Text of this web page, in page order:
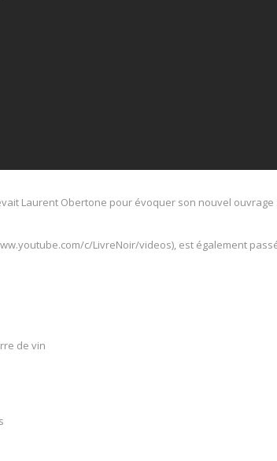
Laurent Obertone pour évoquer son nouvel
c/LivreNoir/videos), est également
de vin